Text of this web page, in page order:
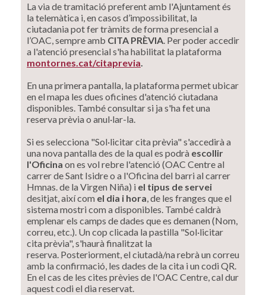
La via de tramitació preferent amb l'Ajuntament és
la telemàtica i, en casos d’impossibilitat, la
ciutadania pot fer tràmits de forma presencial a
l’OAC, sempre amb CITA PRÈVIA. Per poder accedir
a l'atenció presencial s'ha habilitat la plataforma
montornes.cat/citaprevia.
En una primera pantalla, la plataforma permet ubicar
en el mapa les dues oficines d'atenció ciutadana
disponibles. També consultar si ja s'ha fet una
reserva prèvia o anul·lar-la.
Si es selecciona "Sol·licitar cita prèvia" s'accedirà a
una nova pantalla des de la qual es podrà escollir
l'Oficina on es vol rebre l'atenció (OAC Centre al
carrer de Sant Isidre o a l'Oficina del barri al carrer
Hmnas. de la Virgen Niña) i el tipus de servei
desitjat, així com el dia i hora, de les franges que el
sistema mostri com a disponibles. També caldrà
emplenar els camps de dades que es demanen (Nom,
correu, etc.). Un cop clicada la pastilla "Sol·licitar
cita prèvia", s'haurà finalitzat la
reserva. Posteriorment, el ciutadà/na rebrà un correu
amb la confirmació, les dades de la cita i un codi QR.
En el cas de les cites prèvies de l'OAC Centre, cal dur
aquest codi el dia reservat.